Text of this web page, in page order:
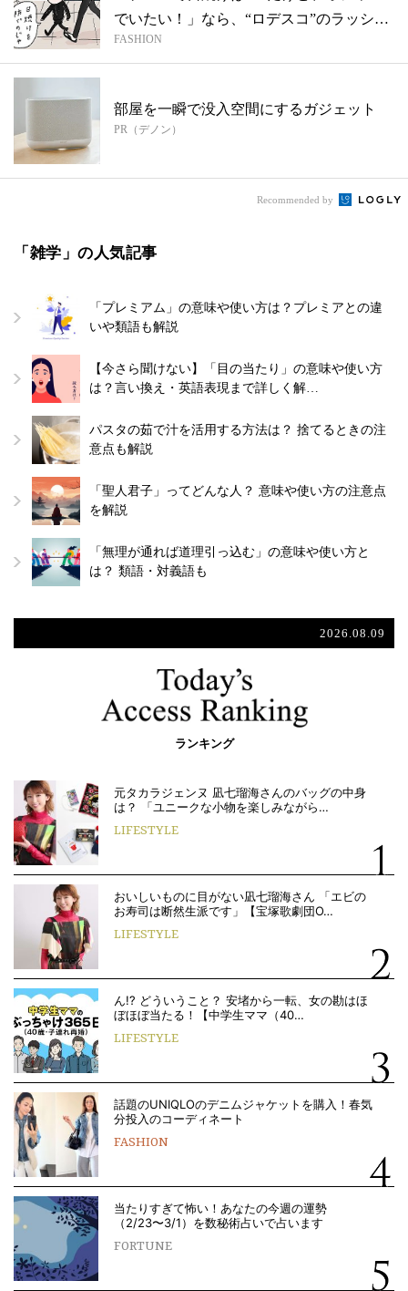
でいたい！」なら、“ロデスコ”のラッシュ
つ...
FASHION
部屋を一瞬で没入空間にするガジェット
PR（デノン）
Recommended by
「雑学」の人気記事
「プレミアム」の意味や使い方は？プレミアとの違
いや類語も解説
【今さら聞けない】「目の当たり」の意味や使い方
は？言い換え・英語表現まで詳しく解…
パスタの茹で汁を活用する方法は？ 捨てるときの注
意点も解説
「聖人君子」ってどんな人？ 意味や使い方の注意点
を解説
「無理が通れば道理引っ込む」の意味や使い方と
は？ 類語・対義語も
2026.08.09
ランキング
元タカラジェンヌ 凪七瑠海さんのバッグの中身
は？ 「ユニークな小物を楽しみながら…
LIFESTYLE
おいしいものに目がない凪七瑠海さん 「エビの
お寿司は断然生派です」【宝塚歌劇団O…
LIFESTYLE
ん!? どういうこと？ 安堵から一転、女の勘はほ
ぼほぼ当たる！【中学生ママ（40…
LIFESTYLE
話題のUNIQLOのデニムジャケットを購入！春気
分投入のコーディネート
FASHION
当たりすぎて怖い！あなたの今週の運勢
（2/23〜3/1）を数秘術占いで占います
FORTUNE